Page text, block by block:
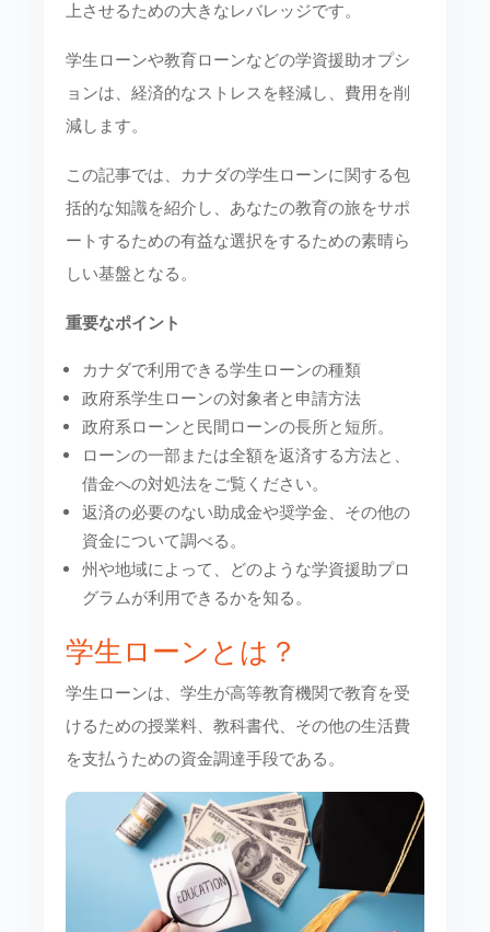
上させるための大きなレバレッジです。
学生ローンや教育ローンなどの学資援助オプシ
ョンは、経済的なストレスを軽減し、費用を削
減します。
この記事では、カナダの学生ローンに関する包
括的な知識を紹介し、あなたの教育の旅をサポ
ートするための有益な選択をするための素晴ら
しい基盤となる。
重要なポイント
カナダで利用できる学生ローンの種類
政府系学生ローンの対象者と申請方法
政府系ローンと民間ローンの長所と短所。
ローンの一部または全額を返済する方法と、
借金への対処法をご覧ください。
返済の必要のない助成金や奨学金、その他の
資金について調べる。
州や地域によって、どのような学資援助プロ
グラムが利用できるかを知る。
学生ローンとは？
学生ローンは、学生が高等教育機関で教育を受
けるための授業料、教科書代、その他の生活費
を支払うための資金調達手段である。